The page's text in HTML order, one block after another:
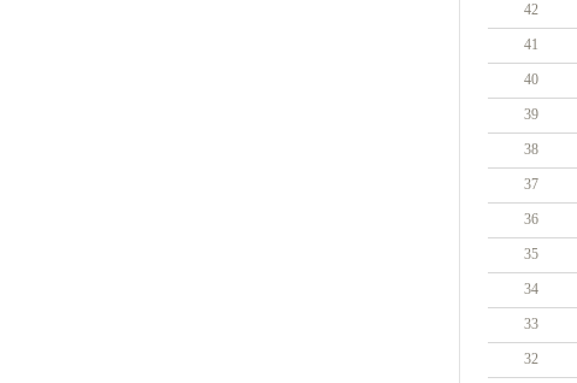
42
41
40
39
38
37
36
35
34
33
32